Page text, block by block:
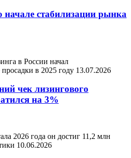
начале стабилизации рынка
в России начал
просадки в 2025 году 13.07.2026
чек лизингового
на 3%
2026 года он достиг 11,2 млн
10.06.2026